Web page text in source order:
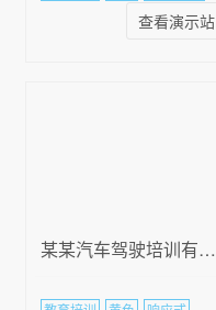
查看演示站
某某汽车驾驶培训有限公司